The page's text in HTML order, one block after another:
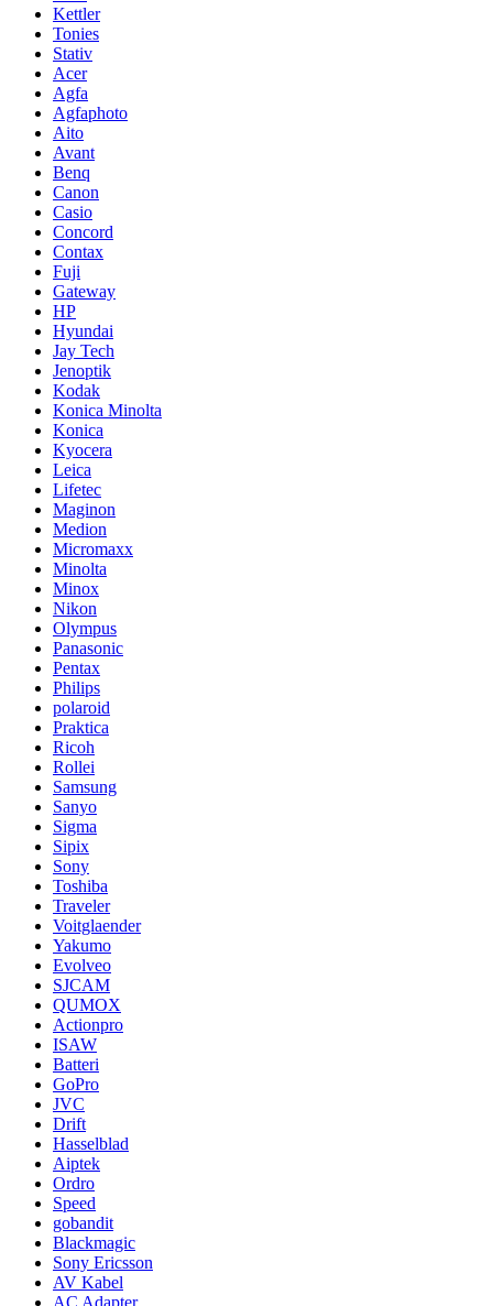
Kettler
Tonies
Stativ
Acer
Agfa
Agfaphoto
Aito
Avant
Benq
Canon
Casio
Concord
Contax
Fuji
Gateway
HP
Hyundai
Jay Tech
Jenoptik
Kodak
Konica Minolta
Konica
Kyocera
Leica
Lifetec
Maginon
Medion
Micromaxx
Minolta
Minox
Nikon
Olympus
Panasonic
Pentax
Philips
polaroid
Praktica
Ricoh
Rollei
Samsung
Sanyo
Sigma
Sipix
Sony
Toshiba
Traveler
Voitglaender
Yakumo
Evolveo
SJCAM
QUMOX
Actionpro
ISAW
Batteri
GoPro
JVC
Drift
Hasselblad
Aiptek
Ordro
Speed
gobandit
Blackmagic
Sony Ericsson
AV Kabel
AC Adapter